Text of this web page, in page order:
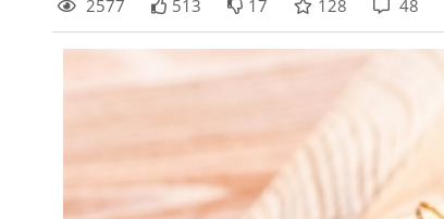
2577 513 17 128 48